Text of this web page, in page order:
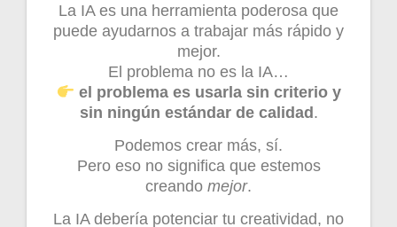
La IA es una herramienta poderosa que
puede ayudarnos a trabajar más rápido y
mejor.
El problema no es la IA…
el problema es usarla sin criterio y
sin ningún estándar de calidad.
Podemos crear más, sí.
Pero eso no significa que estemos
creando mejor.
La IA debería potenciar tu creatividad, no